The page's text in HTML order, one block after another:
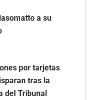
a su
por tarjetas
tras la
del Tribunal